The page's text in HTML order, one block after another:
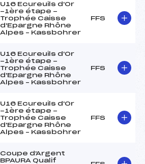
U16 Ecureuils d'Or
-1ère étape -
Trophée Caisse
d'Epargne Rhône
Alpes – Kassbohrer
FFS
U16 Ecureuils d'Or
-1ère étape -
Trophée Caisse
d'Epargne Rhône
Alpes – Kassbohrer
FFS
U16 Ecureuils d'Or
-1ère étape -
Trophée Caisse
d'Epargne Rhône
Alpes – Kassbohrer
FFS
Coupe d'Argent
BPAURA Qualif